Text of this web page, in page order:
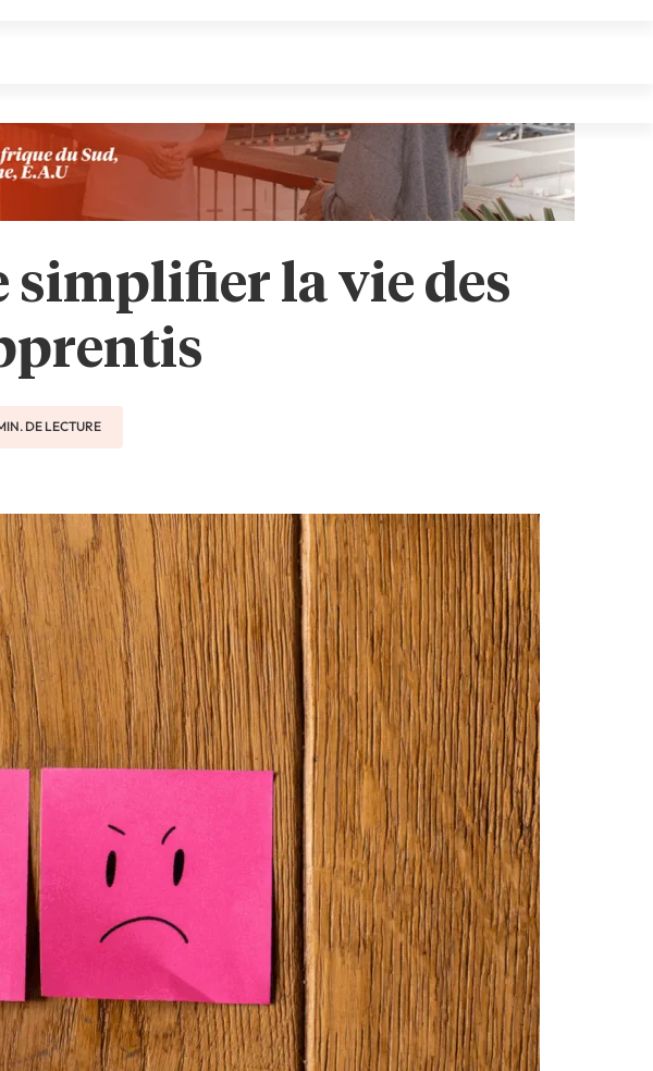
simplifier la vie des
DE LECTURE